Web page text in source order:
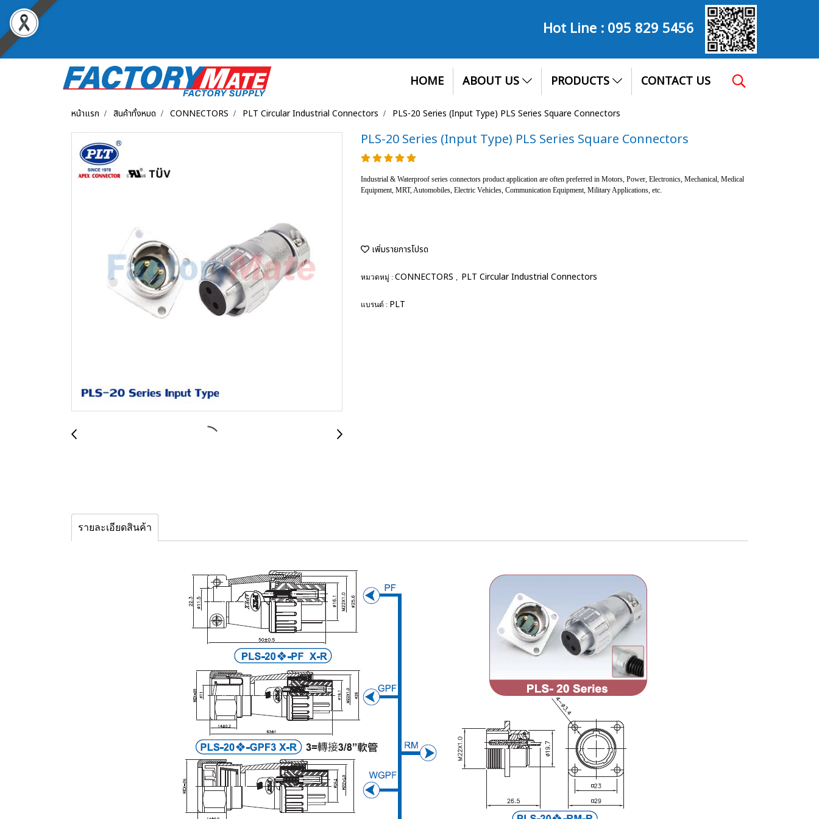
Hot Line :095 829 5456
HOME ABOUT US PRODUCTS CONTACT US
หน้าแรก สินค้าทั้งหมด CONNECTORS PLT Circular Industrial Connectors PLS-20 Series (Input Type) PLS Series Square Connectors
PLS-20 Series (Input Type) PLS Series Square Connectors
Industrial & Waterproof series connectors product application are often preferred in Motors, Power, Electronics, Mechanical, Medical
Equipment, MRT, Automobiles, Electric Vehicles, Communication Equipment, Military Applications, etc.
เพิ่มรายการโปรด
หมวดหมู่ : CONNECTORS , PLT Circular Industrial Connectors
แบรนด์ : PLT
รายละเอียดสินค้า